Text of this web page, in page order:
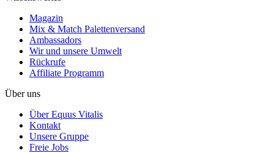
Magazin
Mix & Match Palettenversand
Ambassadors
Wir und unsere Umwelt
Rückrufe
Affiliate Programm
Über uns
Über Equus Vitalis
Kontakt
Unsere Gruppe
Freie Jobs